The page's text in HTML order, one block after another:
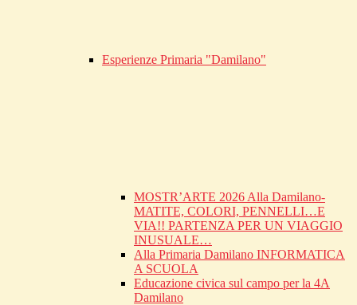
Esperienze Primaria "Damilano"
MOSTR’ARTE 2026 Alla Damilano-
MATITE, COLORI, PENNELLI…E
VIA!! PARTENZA PER UN VIAGGIO
INUSUALE…
Alla Primaria Damilano INFORMATICA
A SCUOLA
Educazione civica sul campo per la 4A
Damilano